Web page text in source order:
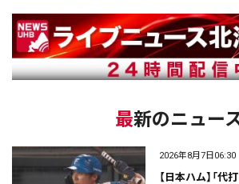
最新のニュー
2026年8月7日06:30
【日本ハム】「